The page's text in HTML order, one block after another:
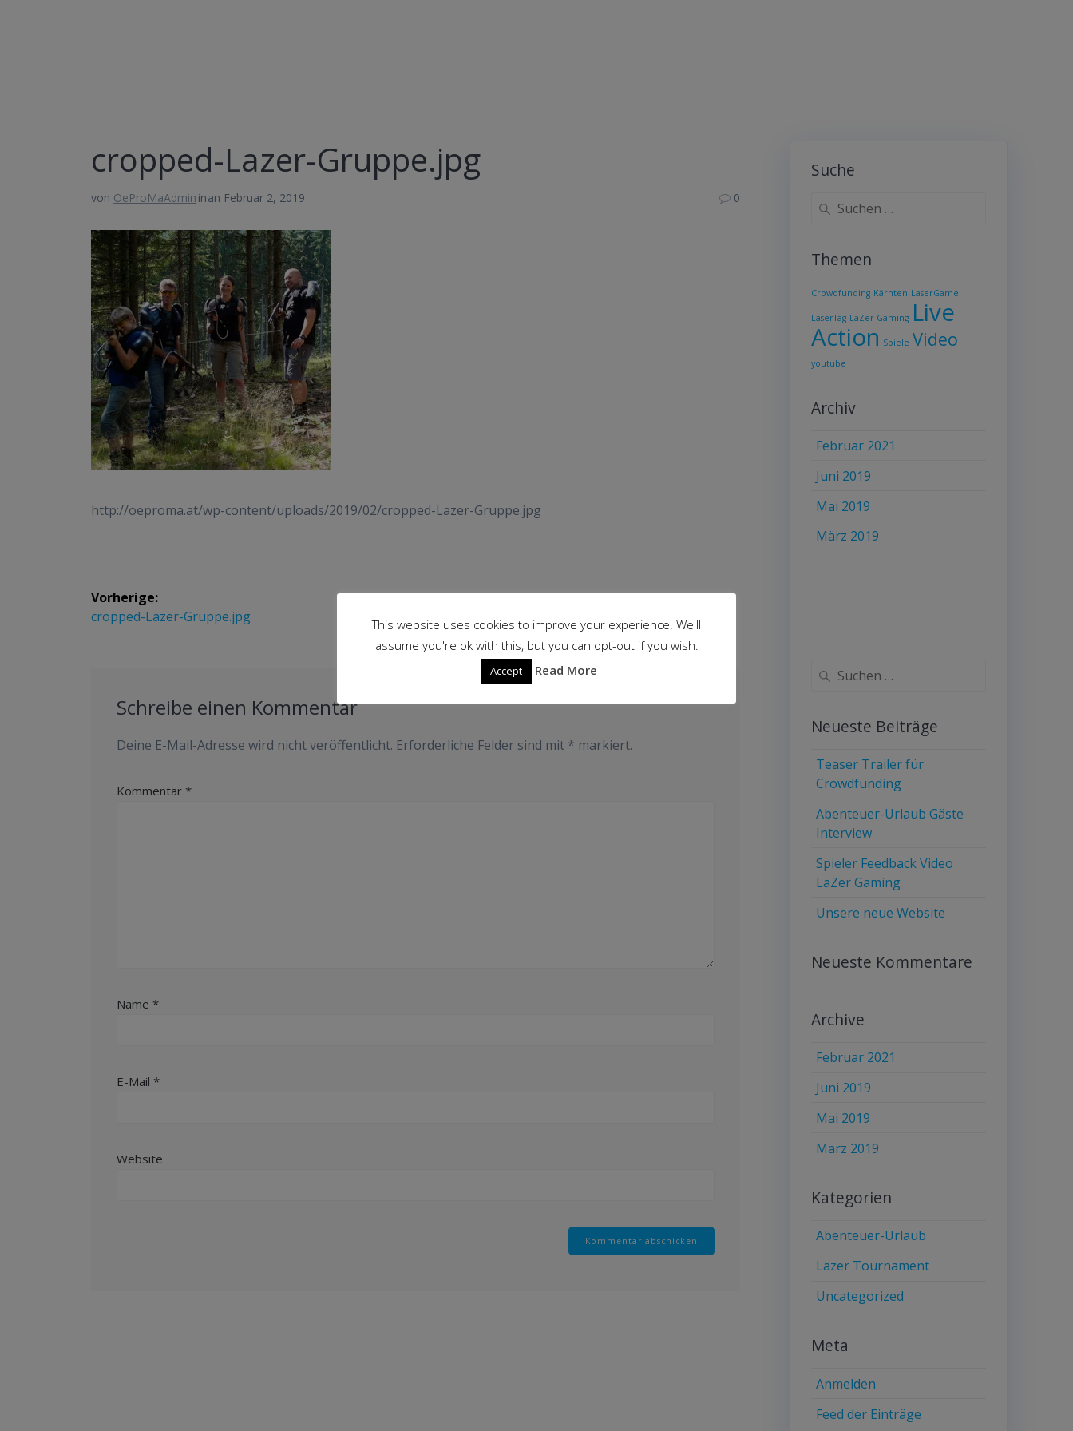
cropped-Lazer-Gruppe.jpg
von OeProMaAdmin inan Februar 2, 2019 0
http://oeproma.at/wp-content/uploads/2019/02/cropped-Lazer-Gruppe.jpg
Beitrags-
Navigation
Vorherige:
Vorheriger
cropped-Lazer-Gruppe.jpg
Schreibe einen Kommentar
Deine E-Mail-Adresse wird nicht veröffentlicht. Erforderliche Felder sind mit * markiert.
Kommentar *
Name *
E-Mail *
Website
Suche
Suche
nach:
Themen
Crowdfunding Kärnten LaserGame
LaserTag LaZer Gaming Live
Action Spiele Video
youtube
Archiv
Februar 2021
Juni 2019
Mai 2019
März 2019
Suche
nach:
Neueste Beiträge
Teaser Trailer für
Crowdfunding
Abenteuer-Urlaub Gäste
Interview
Spieler Feedback Video
LaZer Gaming
Unsere neue Website
Neueste Kommentare
Archive
Februar 2021
Juni 2019
Mai 2019
März 2019
Kategorien
Abenteuer-Urlaub
Lazer Tournament
Uncategorized
Meta
Anmelden
Feed der Einträge
This website uses cookies to improve your experience. We'll
assume you're ok with this, but you can opt-out if you wish.
Accept Read More